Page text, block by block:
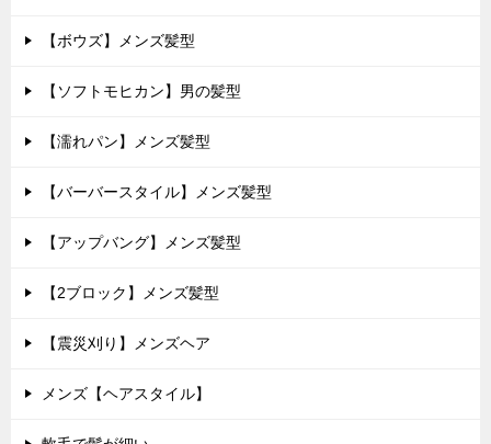
【ボウズ】メンズ髪型
【ソフトモヒカン】男の髪型
【濡れパン】メンズ髪型
【バーバースタイル】メンズ髪型
【アップバング】メンズ髪型
【2ブロック】メンズ髪型
【震災刈り】メンズヘア
メンズ【ヘアスタイル】